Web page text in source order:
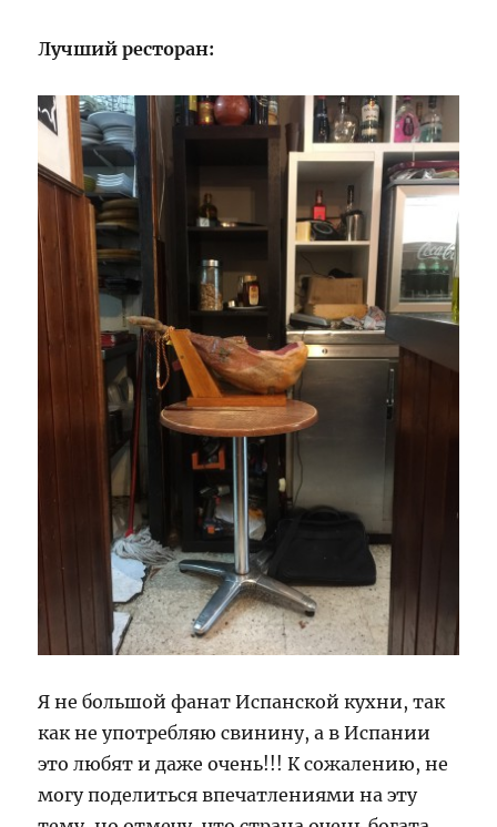
Лучший ресторан:
Я не большой фанат Испанской кухни, так
как не употребляю свинину, а в Испании
это любят и даже очень!!! К сожалению, не
могу поделиться впечатлениями на эту